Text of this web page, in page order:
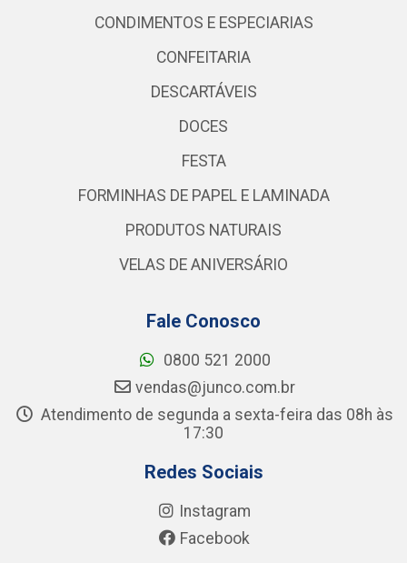
CONDIMENTOS E ESPECIARIAS
CONFEITARIA
DESCARTÁVEIS
DOCES
FESTA
FORMINHAS DE PAPEL E LAMINADA
PRODUTOS NATURAIS
VELAS DE ANIVERSÁRIO
Fale Conosco
0800 521 2000
vendas@junco.com.br
Atendimento de segunda a sexta-feira das 08h às
17:30
Redes Sociais
Instagram
Facebook